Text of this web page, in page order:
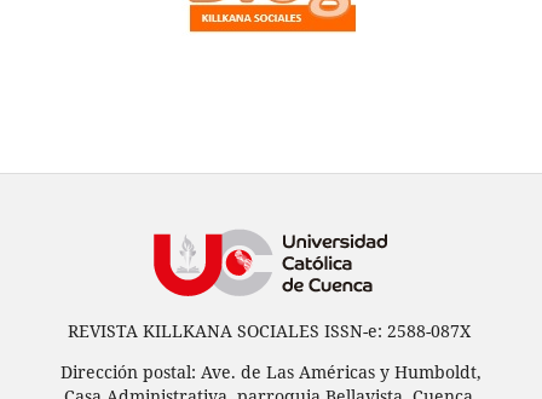
REVISTA KILLKANA SOCIALES ISSN-e: 2588-087X
Dirección postal: Ave. de Las Américas y Humboldt,